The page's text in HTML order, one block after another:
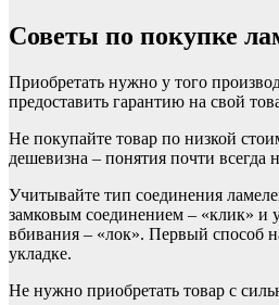
Советы по покупке
Приобретать нужно у того
предоставить гарантию на свой
Не покупайте товар по низкой
дешевизна – понятия почти всегда
Учитывайте тип соединения
замковым соединением – «клик» и
вбивания – «лок». Первый способ
укладке.
Не нужно приобретать товар с